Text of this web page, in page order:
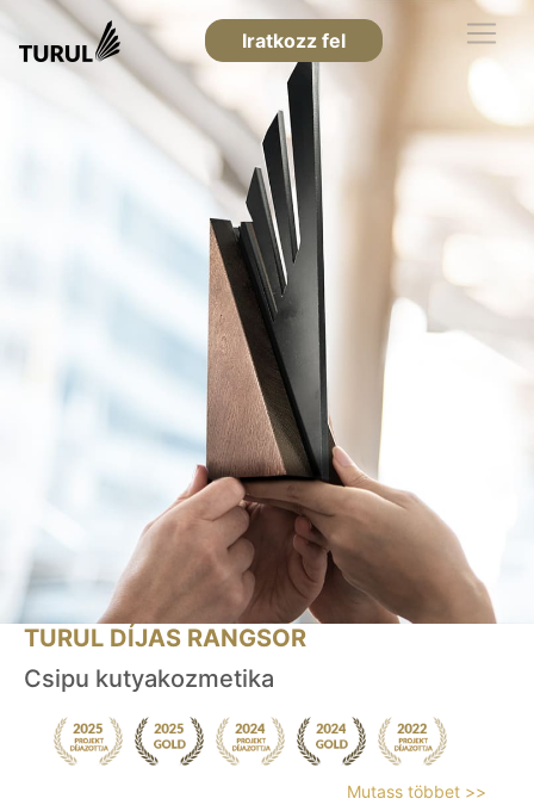
Iratkozz fel
TURUL DÍJAS RANGSOR
Csipu kutyakozmetika
Mutass többet >>